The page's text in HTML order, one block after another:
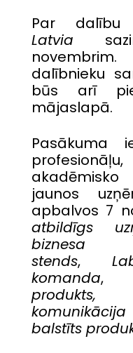
Par dalību
Latvia
dalībnieku
būs arī
mājaslapā.
Pasākuma
jaunos
apbalvos 7
atbildīgs
biznesa
stends,
komanda
produkts,
komunikācija
balstīts